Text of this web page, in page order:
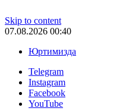
Skip to content
07.08.2026 00:40
Юртимизда
Telegram
Instagram
Facebook
YouTube